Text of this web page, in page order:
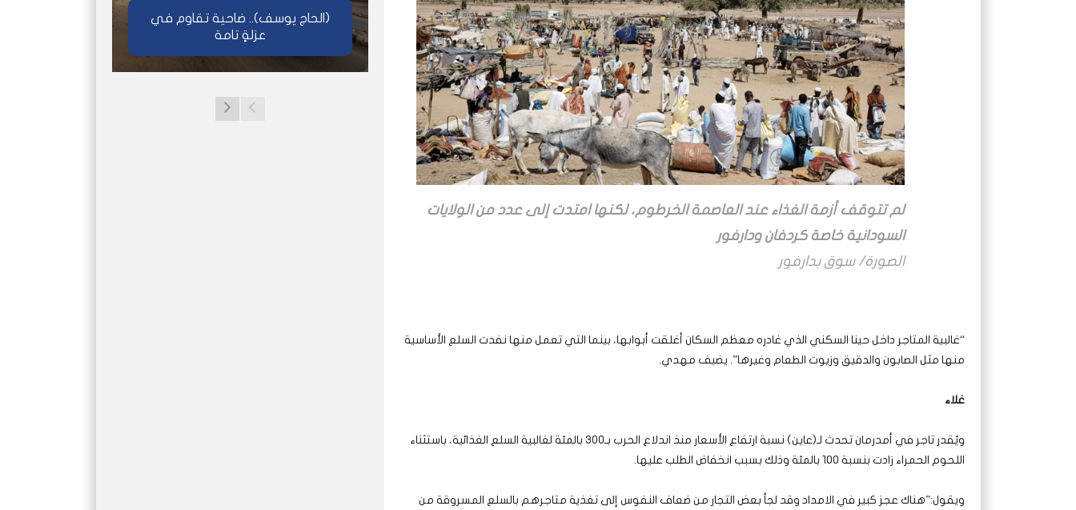
لم تتوقف أزمة الغذاء عند العاصمة الخرطوم، لكنها امتدت إلى عدد من الولايات
السودانية خاصة كردفان ودارفور
الصورة/ سوق بدارفور
“غالبية المتاجر داخل حينا السكني الذي غادره معظم السكان أغلقت أبوابها، بينما التي تعمل منها نفدت السلع الأساسية
منها مثل الصابون والدقيق وزيوت الطعام وغيرها”. يضيف مهدي.
غلاء
ويُقدر تاجر في أمدرمان تحدث لـ(عاين) نسبة ارتفاع الأسعار منذ اندلاع الحرب بـ300 بالمئة لغالبية السلع الغذائية، باستثناء
اللحوم الحمراء زادت بنسبة 100 بالمئة وذلك بسبب انخفاض الطلب عليها.
ويقول:”هناك عجز كبير في الامداد وقد لجأ بعض التجار من ضعاف النفوس إلى تغذية متاجرهم بالسلع المسروقة من
(الحاج يوسف).. ضاحية تقاوم في
عزلةٍ تامة